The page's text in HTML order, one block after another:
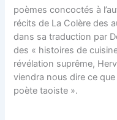
poèmes concoctés à
récits de La Colère des
dans sa traduction par
des « histoires de
révélation suprême,
viendra nous dire ce
poète taoiste ».